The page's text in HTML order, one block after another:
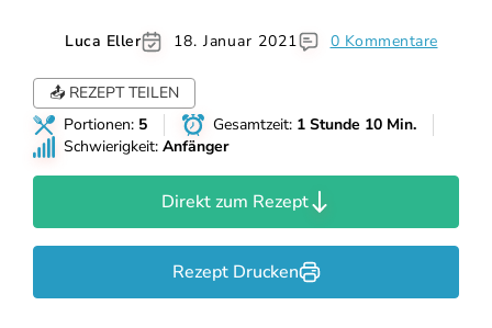
Luca Eller 18. Januar 2021 0 Kommentare
📤 REZEPT TEILEN
Portionen: 5 Gesamtzeit: 1 Stunde 10 Min.
Schwierigkeit: Anfänger
Direkt zum Rezept
Rezept Drucken